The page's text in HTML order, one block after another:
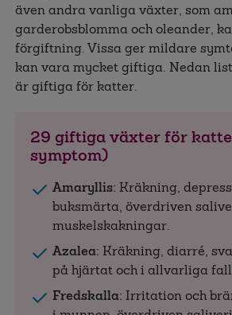
även andra vanliga växter, som
garderobsblomma och oleander,
förgiftning. Vissa ger mildare
kan vara mycket giftiga. Nedan
är giftiga för katter.
29 giftiga växter för
symptom)
Amaryllis: Kräkning,
buksmärta, överdriven
muskelskakningar.
Azalea: Kräkning, diarré,
på hjärtat och i allvarliga
Fredskalla: Irritation och